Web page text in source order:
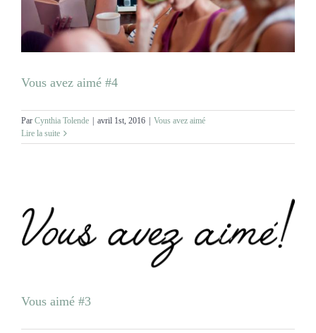
Vous avez aimé #4
Par Cynthia Tolende avril 1st, 2016
Vous avez aimé
Lire la suite
Vous aimé #3